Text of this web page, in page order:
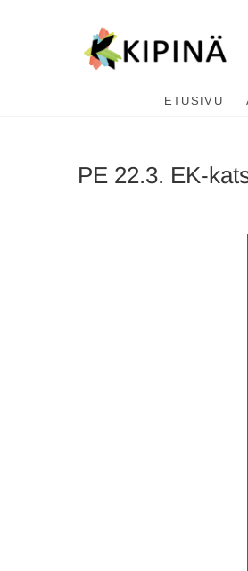
ETUSIVU
PE 22.3. EK-